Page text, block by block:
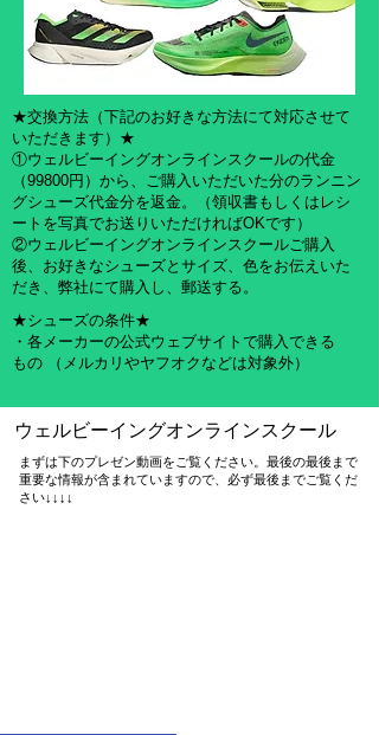
★交換方法（下記のお好きな方法にて対応させて
いただきます）★
①ウェルビーイングオンラインスクールの代金
（99800円）から、ご購入いただいた分のランニン
グシューズ代金分を返金。（領収書もしくはレシ
ートを写真でお送りいただければOKです）
②ウェルビーイングオンラインスクールご購入
後、お好きなシューズとサイズ、色をお伝えいた
だき、弊社にて購入し、郵送する。
★シューズの条件★
・各メーカーの公式ウェブサイトで購入できる
もの （メルカリやヤフオクなどは対象外）
​ウェルビーイングオンラインスクール
​まずは下のプレゼン動画をご覧ください。最後の最後まで
重要な情報が含まれていますので、必ず最後までご覧くだ
さい↓↓↓↓